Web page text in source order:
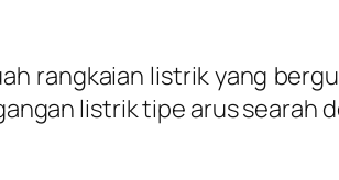
rangkaian listrik yang
listrik tipe arus searah